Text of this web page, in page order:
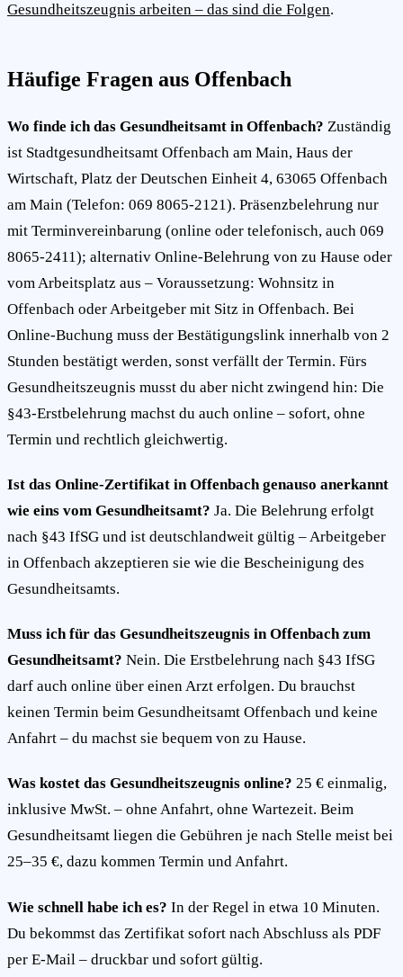
Gesundheitszeugnis arbeiten – das sind die Folgen.
Häufige Fragen aus Offenbach
Wo finde ich das Gesundheitsamt in Offenbach? Zuständig
ist Stadtgesundheitsamt Offenbach am Main, Haus der
Wirtschaft, Platz der Deutschen Einheit 4, 63065 Offenbach
am Main (Telefon: 069 8065-2121). Präsenzbelehrung nur
mit Terminvereinbarung (online oder telefonisch, auch 069
8065-2411); alternativ Online-Belehrung von zu Hause oder
vom Arbeitsplatz aus – Voraussetzung: Wohnsitz in
Offenbach oder Arbeitgeber mit Sitz in Offenbach. Bei
Online-Buchung muss der Bestätigungslink innerhalb von 2
Stunden bestätigt werden, sonst verfällt der Termin. Fürs
Gesundheitszeugnis musst du aber nicht zwingend hin: Die
§43-Erstbelehrung machst du auch online – sofort, ohne
Termin und rechtlich gleichwertig.
Ist das Online-Zertifikat in Offenbach genauso anerkannt
wie eins vom Gesundheitsamt? Ja. Die Belehrung erfolgt
nach §43 IfSG und ist deutschlandweit gültig – Arbeitgeber
in Offenbach akzeptieren sie wie die Bescheinigung des
Gesundheitsamts.
Muss ich für das Gesundheitszeugnis in Offenbach zum
Gesundheitsamt? Nein. Die Erstbelehrung nach §43 IfSG
darf auch online über einen Arzt erfolgen. Du brauchst
keinen Termin beim Gesundheitsamt Offenbach und keine
Anfahrt – du machst sie bequem von zu Hause.
Was kostet das Gesundheitszeugnis online? 25 € einmalig,
inklusive MwSt. – ohne Anfahrt, ohne Wartezeit. Beim
Gesundheitsamt liegen die Gebühren je nach Stelle meist bei
25–35 €, dazu kommen Termin und Anfahrt.
Wie schnell habe ich es? In der Regel in etwa 10 Minuten.
Du bekommst das Zertifikat sofort nach Abschluss als PDF
per E-Mail – druckbar und sofort gültig.